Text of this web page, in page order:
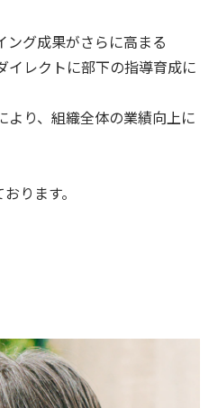
グ成果がさらに高まる
レクトに部下の指導育成に
り、組織全体の業績向上に
ります。